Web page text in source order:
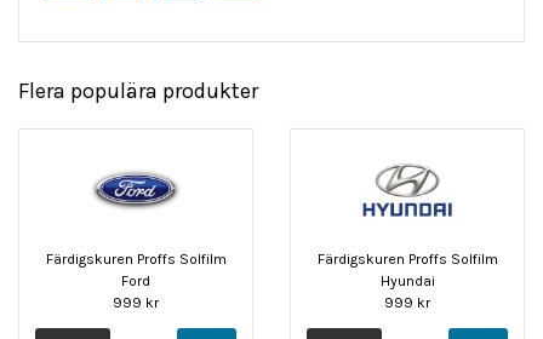
Flera populära produkter
Färdigskuren Proffs Solfilm
Ford
999 kr
Färdigskuren Proffs Solfilm
Hyundai
999 kr